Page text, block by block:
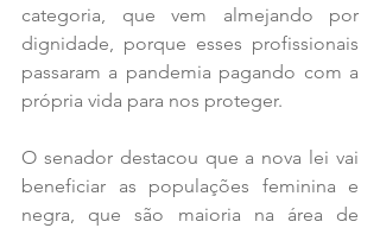
categoria, que vem almejando por
dignidade, porque esses profissionais
passaram a pandemia pagando com a
própria vida para nos proteger.
O senador destacou que a nova lei vai
beneficiar as populações feminina e
negra, que são maioria na área de